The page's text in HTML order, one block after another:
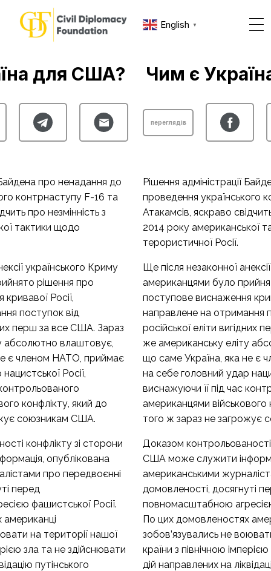
English ▼
для США?
про ненадання до
контрнаступу F-16 та
про незмінність з
тактики щодо
українського Криму
рішення про
Росії,
поступок від
перш за все США. Зараз
абсолютно влаштовує,
є членом НАТО, приймає
Росії,
конфлікту, який до
союзникам США.
конфлікту зі сторони
опублікована
про передвоєнні
перед
фашистської Росії.
на території нашої
зла та не здійснювати
путінського
Чим є
переглядів
Рішення адміністрації
проведення українського
Атакамсів, яскраво
2014 року американської
терористичної Росії.
Ще після незаконної
американцями було
поступове виснаження
направлене на отримання
російської еліти
же американську еліту
що саме Україна, яка не є
на себе головний удар
виснажуючи її під час
американцями військового
того ж зараз не загрожує
Доказом
США може служити
американськими
домовленості, досягнуті
повномасштабною
По цих домовленостях
зобов’язувались не
країни з північною
дій направлених на